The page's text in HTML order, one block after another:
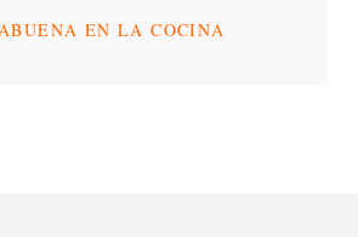
EN LA COCINA